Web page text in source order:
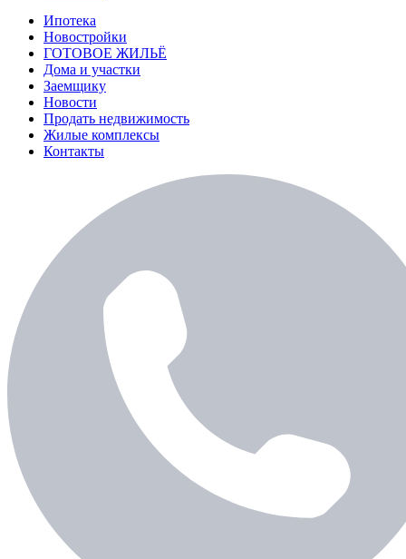
Ипотека
Новостройки
ГОТОВОЕ ЖИЛЬЁ
Дома и участки
Заемщику
Новости
Продать недвижимость
Жилые комплексы
Контакты